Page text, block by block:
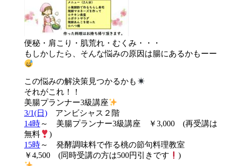
便秘・肩こり・肌荒れ・むくみ・・・
もしかしたら、そんな悩みの原因は腸にあるかもーー
この悩みの解決策見つかるかも
それがこれ！！
美腸プランナー3級講座
3/1(日) アンビシャス２階
14時～ 美腸プランナー3級講座 ￥3,000 (再受講は
無料
)
15時～ 発酵調味料で作る桃の節句料理教室
￥4,500 (同時受講の方は500円引きです
)